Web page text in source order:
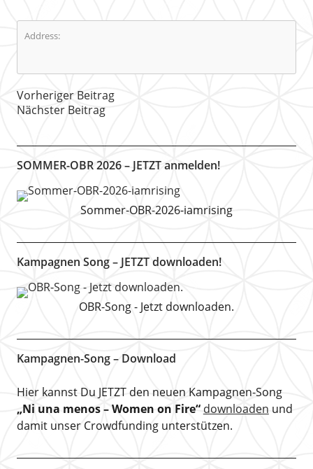
Address:
Vorheriger Beitrag
Nächster Beitrag
SOMMER-OBR 2026 – JETZT anmelden!
Sommer-OBR-2026-iamrising
Kampagnen Song – JETZT downloaden!
OBR-Song - Jetzt downloaden.
Kampagnen-Song – Download
Hier kannst Du JETZT den neuen Kampagnen-Song
„Ni una menos – Women on Fire“ downloaden und
damit unser Crowdfunding unterstützen.